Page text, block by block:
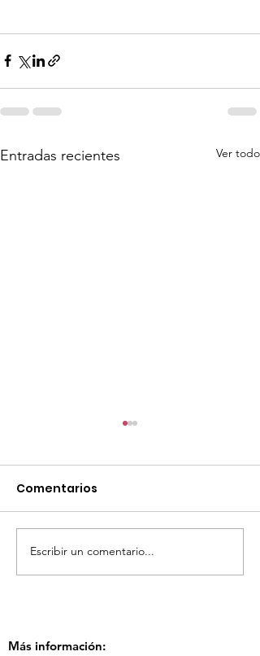
Entradas recientes Ver todo
TourTravelynByFraveo
participó en la
Comentarios
Escribir un comentario...
Más información: